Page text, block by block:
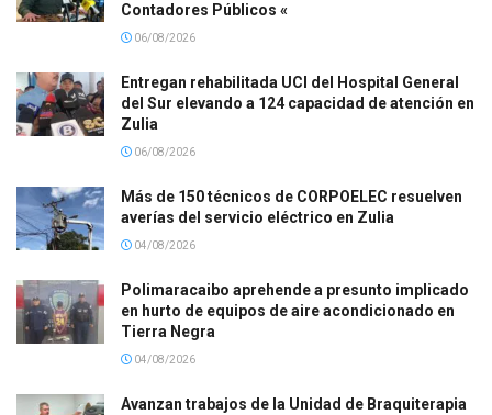
Contadores Públicos «
06/08/2026
Entregan rehabilitada UCI del Hospital General
del Sur elevando a 124 capacidad de atención en
Zulia
06/08/2026
Más de 150 técnicos de CORPOELEC resuelven
averías del servicio eléctrico en Zulia
04/08/2026
Polimaracaibo aprehende a presunto implicado
en hurto de equipos de aire acondicionado en
Tierra Negra
04/08/2026
Avanzan trabajos de la Unidad de Braquiterapia